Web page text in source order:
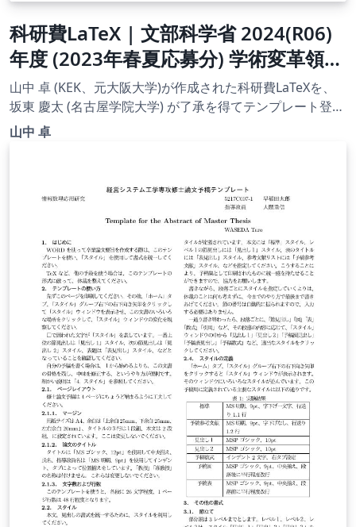
科研費LaTeX | 文部科学省 2024(R06)
年度 (2023年春夏応募分) 学術変革領域
研究 | 学術変革領域研究(A) (総括班) |
2023.04.21
山中 卓 (KEK、元大阪大学)が作成された科研費LaTeXを、
坂東 慶太 (名古屋学院大学) が了承を得てテンプレート登録
しています。 詳細はこちら↓をご確認ください。
山中 卓